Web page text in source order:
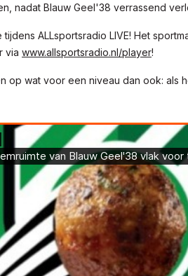
nadat Blauw Geel'38 verrassend
tijdens ALLsportsradio LIVE! Het
via www.allsportsradio.nl/player!
op wat voor een niveau dan ook: als